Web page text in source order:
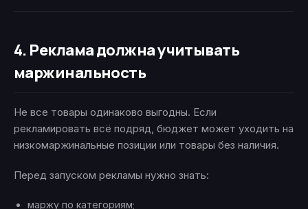
4. Реклама должна учитывать
маржинальность
Не все товары одинаково выгодны. Если
рекламировать всё подряд, бюджет может уходить на
низкомаржинальные позиции или товары без наличия.
Перед запуском рекламы нужно знать:
маржу по категориям;